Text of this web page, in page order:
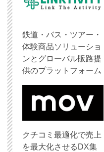
鉄道・バス・ツアー・
体験商品ソリューショ
ンとグローバル販路提
供のプラットフォーム
クチコミ最適化で売上
を最大化させるDX集